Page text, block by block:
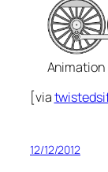
Animation
[via
12/12/2012